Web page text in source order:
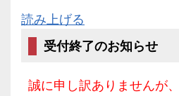
読み上げる
受付終了のお知らせ
誠に申し訳ありませんが